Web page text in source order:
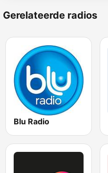
Gerelateerde radios
Blu Radio